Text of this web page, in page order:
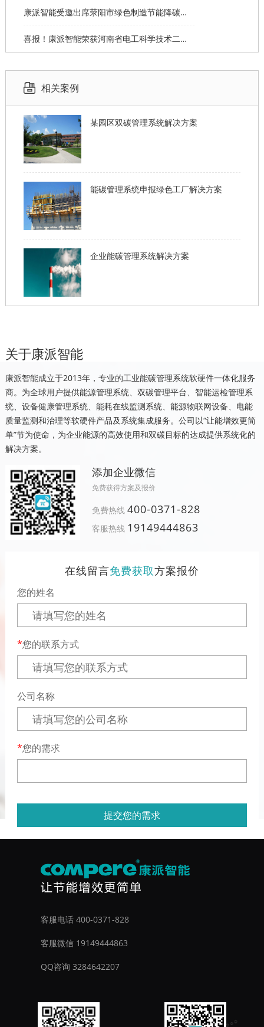
康派智能受邀出席荥阳市绿色制造节能降碳工作说明会并作主题分享
喜报！康派智能荣获河南省电工科学技术二等奖
相关案例
某园区双碳管理系统解决方案
能碳管理系统申报绿色工厂解决方案
企业能碳管理系统解决方案
关于康派智能
康派智能成立于2013年，专业的工业能碳管理系统软硬件一体化服务
商。为全球用户提供能源管理系统、双碳管理平台、智能运检管理系
统、设备健康管理系统、能耗在线监测系统、能源物联网设备、电能
质量监测和治理等软硬件产品及系统集成服务。公司以“让能增效更简
单”节为使命，为企业能源的高效使用和双碳目标的达成提供系统化的
解决方案。
添加企业微信
免费获得方案及报价
免费热线 400-0371-828
客服热线 19149444863
在线留言免费获取方案报价
您的姓名
您的联系方式
公司名称
您的需求
提交您的需求
客服电话 400-0371-828
客服微信 19149444863
QQ咨询 3284642207